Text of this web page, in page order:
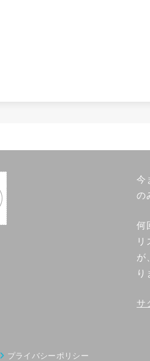
今
の
何
リ
が
り
サ
プライバシーポリシー